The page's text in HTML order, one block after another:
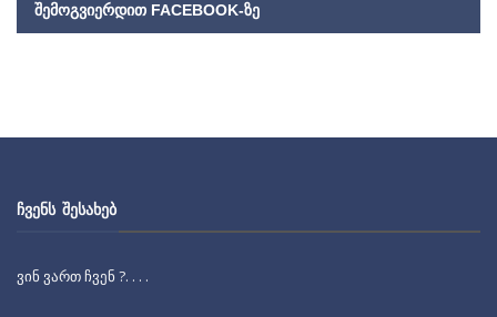
ᲨᲔᲛᲝᲒᲕᲘᲔᲠᲓᲘᲗ FACEBOOK-ᲖᲔ
ᲩᲕᲔᲜᲡ ᲨᲔᲡᲐᲮᲔᲑ
ვინ ვართ ჩვენ ?. . . .